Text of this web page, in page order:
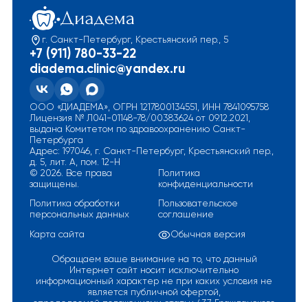
г. Санкт-Петербург, Крестьянский пер., 5
+7 (911) 780-33-22
diadema.clinic@yandex.ru
ООО «ДИАДЕМА», ОГРН 1217800134551, ИНН 7841095758
Лицензия № Л041-01148-78/00383624 от 09.12.2021,
выдана Комитетом по здравоохранению Санкт-
Петербурга
Адрес: 197046, г. Санкт-Петербург, Крестьянский пер.,
д. 5, лит. А, пом. 12-Н
© 2026. Все права
защищены.
Политика
конфиденциальности
Политика обработки
персональных данных
Пользовательское
соглашение
Карта сайта Обычная версия
Обращаем ваше внимание на то, что данный
Интернет сайт носит исключительно
информационный характер не при каких условия не
является публичной офертой,